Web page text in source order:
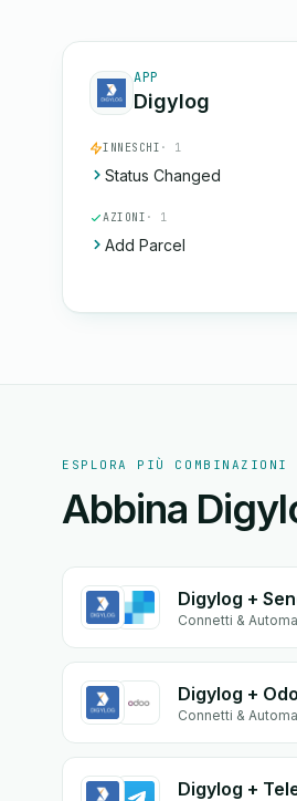
APP
Digylog
INNESCHI · 1
Status Changed
AZIONI · 1
Add Parcel
ESPLORA PIÙ COMBINAZIONI
Abbina
Digylog +
Connetti &
Digylog +
Connetti &
Digylog +